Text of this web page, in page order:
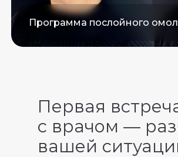
Микроигольчатый RF, 2
Первая
с врачом —
вашей